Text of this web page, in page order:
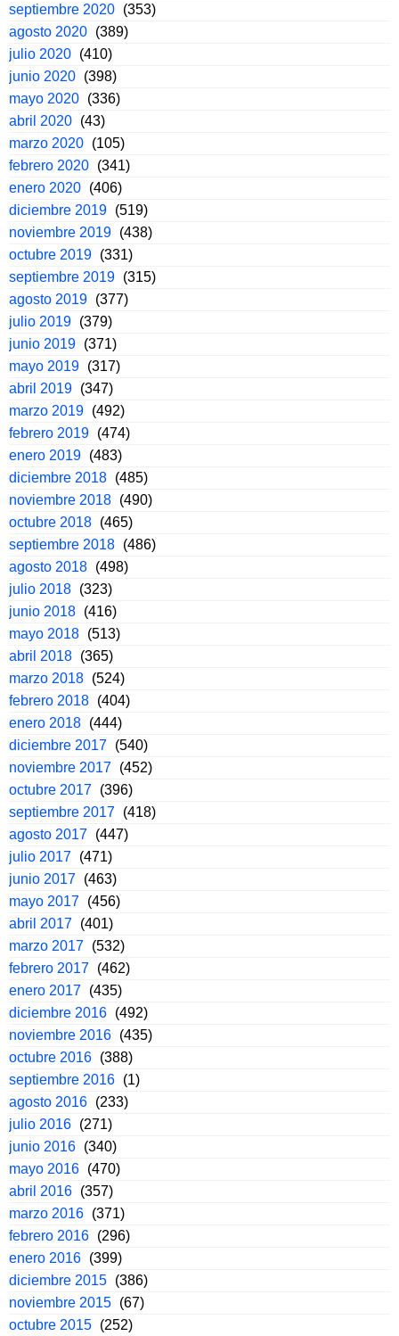
septiembre 2020 (353)
agosto 2020 (389)
julio 2020 (410)
junio 2020 (398)
mayo 2020 (336)
abril 2020 (43)
marzo 2020 (105)
febrero 2020 (341)
enero 2020 (406)
diciembre 2019 (519)
noviembre 2019 (438)
octubre 2019 (331)
septiembre 2019 (315)
agosto 2019 (377)
julio 2019 (379)
junio 2019 (371)
mayo 2019 (317)
abril 2019 (347)
marzo 2019 (492)
febrero 2019 (474)
enero 2019 (483)
diciembre 2018 (485)
noviembre 2018 (490)
octubre 2018 (465)
septiembre 2018 (486)
agosto 2018 (498)
julio 2018 (323)
junio 2018 (416)
mayo 2018 (513)
abril 2018 (365)
marzo 2018 (524)
febrero 2018 (404)
enero 2018 (444)
diciembre 2017 (540)
noviembre 2017 (452)
octubre 2017 (396)
septiembre 2017 (418)
agosto 2017 (447)
julio 2017 (471)
junio 2017 (463)
mayo 2017 (456)
abril 2017 (401)
marzo 2017 (532)
febrero 2017 (462)
enero 2017 (435)
diciembre 2016 (492)
noviembre 2016 (435)
octubre 2016 (388)
septiembre 2016 (1)
agosto 2016 (233)
julio 2016 (271)
junio 2016 (340)
mayo 2016 (470)
abril 2016 (357)
marzo 2016 (371)
febrero 2016 (296)
enero 2016 (399)
diciembre 2015 (386)
noviembre 2015 (67)
octubre 2015 (252)